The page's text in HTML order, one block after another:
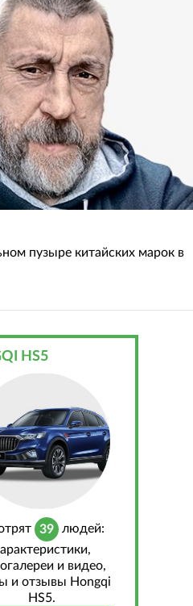
пузыре китайских марок в
HS5
39 людей:
и видео,
и отзывы Hongqi
HS5.